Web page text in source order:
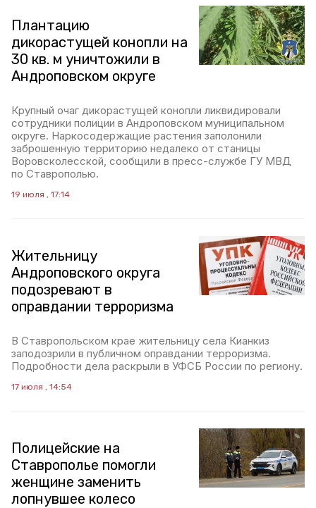
Плантацию
дикорастущей конопли на
30 кв. м уничтожили в
Андроповском округе
Крупный очаг дикорастущей конопли ликвидировали
сотрудники полиции в Андроповском муниципальном
округе. Наркосодержащие растения заполонили
заброшенную территорию недалеко от станицы
Воровсколесской, сообщили в пресс-службе ГУ МВД
по Ставрополью.
19 июля , 17:14
Жительницу
Андроповского округа
подозревают в
оправдании терроризма
В Ставропольском крае жительницу села Кианкиз
заподозрили в публичном оправдании терроризма.
Подробности дела раскрыли в УФСБ России по региону.
17 июля , 14:54
Полицейские на
Ставрополье помогли
женщине заменить
лопнувшее колесо